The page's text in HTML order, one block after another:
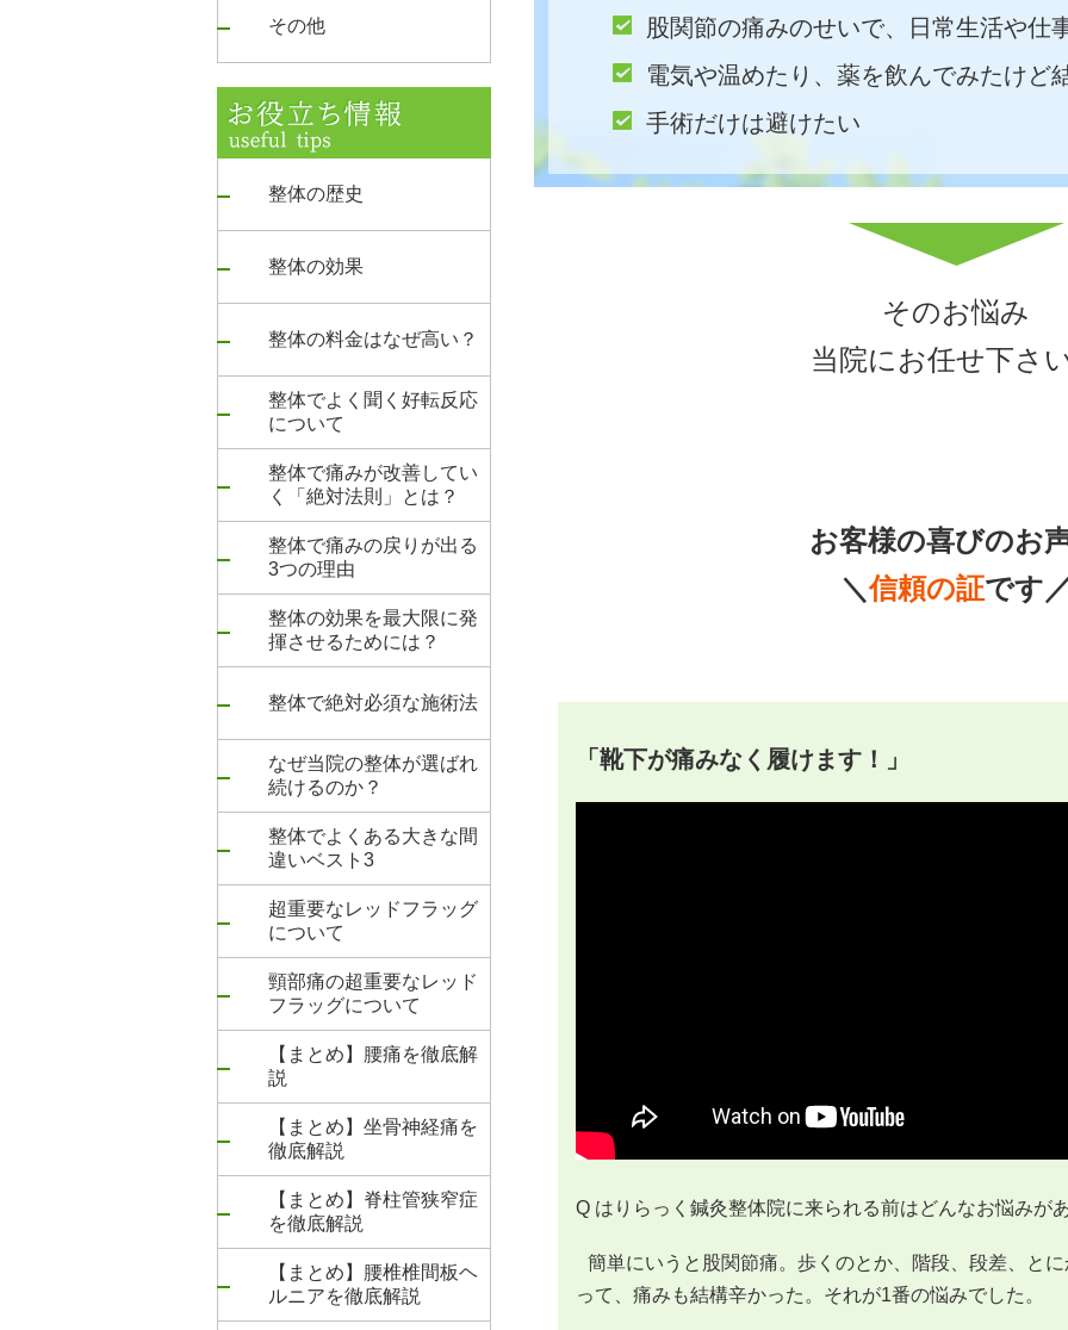
その他
整体の歴史
整体の効果
整体の料金はなぜ高い？
整体でよく聞く好転反応
について
整体で痛みが改善してい
く「絶対法則」とは？
整体で痛みの戻りが出る
3つの理由
整体の効果を最大限に発
揮させるためには？
整体で絶対必須な施術法
なぜ当院の整体が選ばれ
続けるのか？
整体でよくある大きな間
違いベスト3
超重要なレッドフラッグ
について
頸部痛の超重要なレッド
フラッグについて
【まとめ】腰痛を徹底解
説
【まとめ】坐骨神経痛を
徹底解説
【まとめ】脊柱管狭窄症
を徹底解説
【まとめ】腰椎椎間板ヘ
ルニアを徹底解説
股関節の痛みのせいで、日常生活や仕
電気や温めたり、薬を飲んでみたけど
手術だけは避けたい
そのお悩み
当院にお任せ下さ
お客様の喜びのお
＼信頼の証です
「靴下が痛みなく履けます！」
Q はりらっく鍼灸整体院に来られる前はどんなお悩みが
簡単にいうと股関節痛。歩くのとか、階段、段差、と
って、痛みも結構辛かった。それが1番の悩みでした。